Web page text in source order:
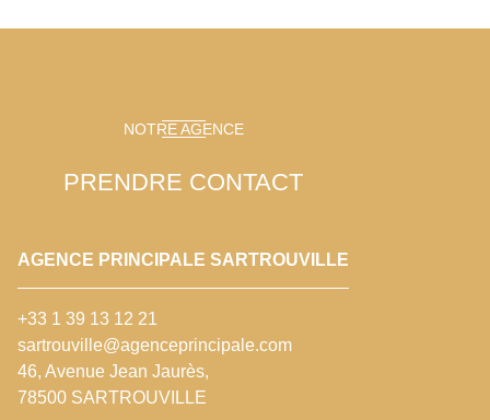
NOTRE AGENCE
PRENDRE CONTACT
AGENCE PRINCIPALE SARTROUVILLE
+33 1 39 13 12 21
sartrouville@agenceprincipale.com
46, Avenue Jean Jaurès,
78500 SARTROUVILLE